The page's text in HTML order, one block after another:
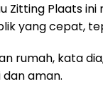
Zitting Plaats
yang cepat,
rumah, kata
aman.